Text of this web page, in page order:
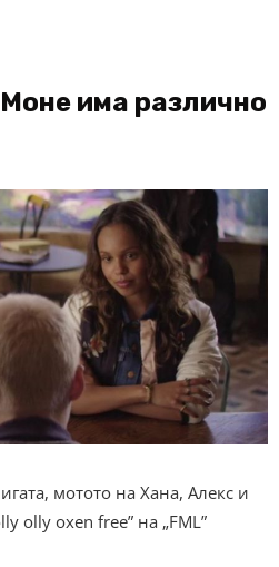
има различно
мотото на Хана, Алекс и
olly oxen free” на „FML”